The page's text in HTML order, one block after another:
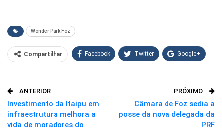
Wonder Park Foz
Compartilhar Facebook Twitter Google+
O email
ANTERIOR
Investimento da Itaipu em
infraestrutura melhora a
vida de moradores do
PRÓXIMO
Câmara de Foz sedia a
posse da nova delegada da
PRF